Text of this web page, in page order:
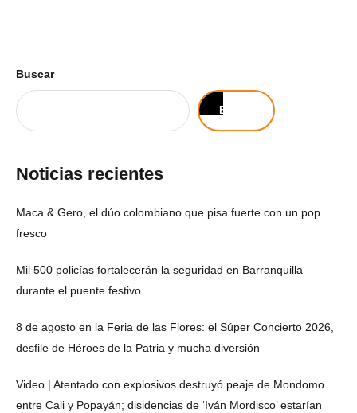
Buscar
Buscar
Noticias recientes
Maca & Gero, el dúo colombiano que pisa fuerte con un pop
fresco
Mil 500 policías fortalecerán la seguridad en Barranquilla
durante el puente festivo
8 de agosto en la Feria de las Flores: el Súper Concierto 2026,
desfile de Héroes de la Patria y mucha diversión
Video | Atentado con explosivos destruyó peaje de Mondomo
entre Cali y Popayán; disidencias de ‘Iván Mordisco’ estarían